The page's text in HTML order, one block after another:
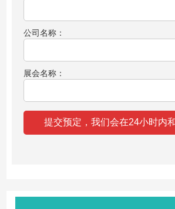
公司名称：
展会名称：